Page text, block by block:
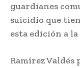
guardianes
suicidio que
esta edición a
Ramírez Valdés